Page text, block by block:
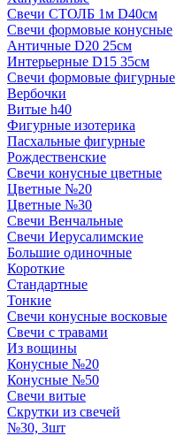
Свечи СТОЛБ 1м D40см
Свечи формовые конусные
Античные D20 25см
Интерьерные D15 35см
Свечи формовые фигурные
Вербочки
Витые h40
Фигурные изотерика
Пасхальные фигурные
Рождественские
Свечи конусные цветные
Цветные №20
Цветные №30
Свечи Венчальные
Свечи Иерусалимские
Большие одиночные
Короткие
Стандартные
Тонкие
Свечи конусные восковые
Свечи с травами
Из вощины
Конусные №20
Конусные №50
Свечи витые
Скрутки из свечей
№30, 3шт